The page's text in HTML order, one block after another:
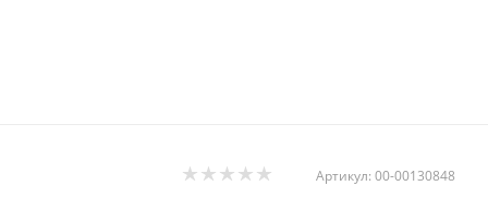
Артикул: 00-00130848